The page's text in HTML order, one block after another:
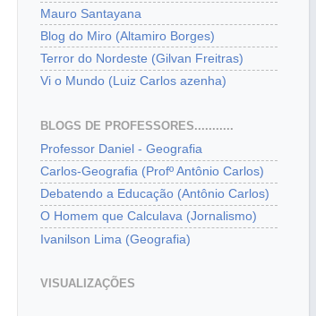
Mauro Santayana
Blog do Miro (Altamiro Borges)
Terror do Nordeste (Gilvan Freitras)
Vi o Mundo (Luiz Carlos azenha)
BLOGS DE PROFESSORES...........
Professor Daniel - Geografia
Carlos-Geografia (Profº Antônio Carlos)
Debatendo a Educação (Antônio Carlos)
O Homem que Calculava (Jornalismo)
Ivanilson Lima (Geografia)
VISUALIZAÇÕES